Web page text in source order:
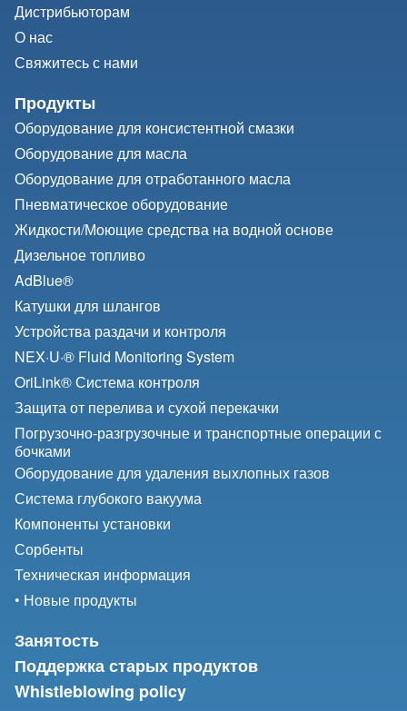
Дистрибьюторам
О нас
Свяжитесь с нами
Продукты
Оборудование для консистентной смазки
Оборудование для масла
Оборудование для отработанного масла
Пневматическое оборудование
Жидкости/Моющие средства на водной основе
Дизельное топливо
AdBlue®
Катушки для шлангов
Устройства раздачи и контроля
NEX·U·® Fluid Monitoring System
OriLink® Система контроля
Защита от перелива и сухой перекачки
Погрузочно-разгрузочные и транспортные операции с
бочками
Оборудование для удаления выхлопных газов
Система глубокого вакуума
Компоненты установки
Сорбенты
Техническая информация
• Новые продукты
Занятость
Поддержка старых продуктов
Whistleblowing policy